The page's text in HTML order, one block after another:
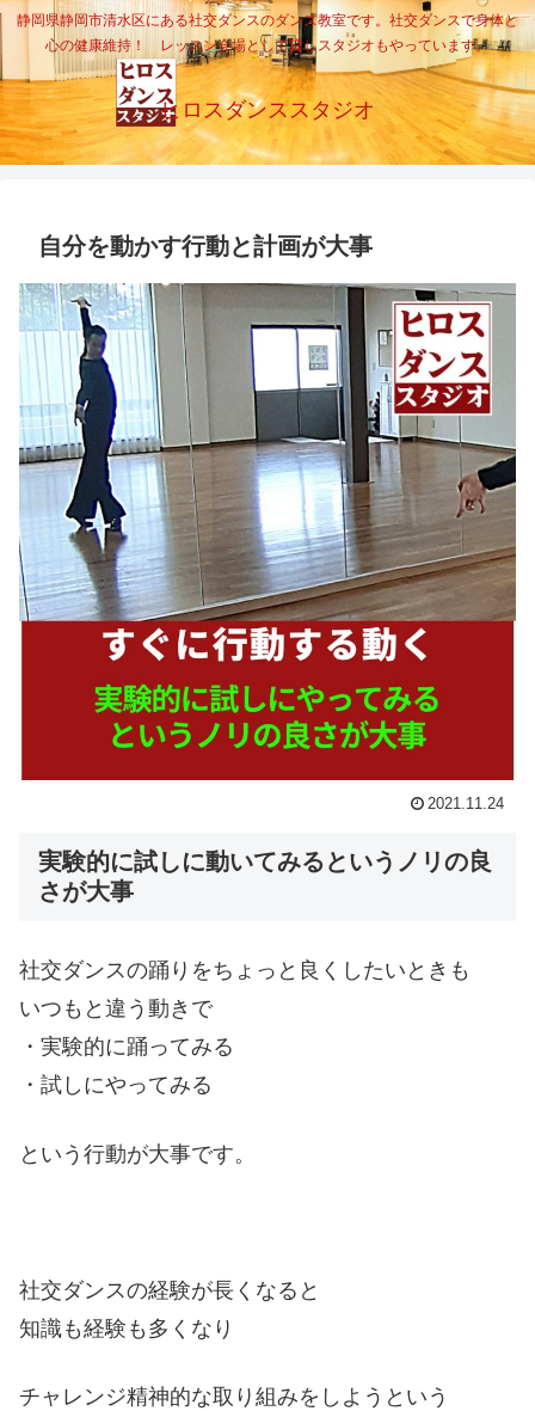
静岡県静岡市清水区にある社交ダンスのダンス教室です。社交ダンスで身体と
心の健康維持！ レッスン会場として貸しスタジオもやっています。
ヒロスダンススタジオ
自分を動かす行動と計画が大事
2021.11.24
実験的に試しに動いてみるというノリの良
さが大事
社交ダンスの踊りをちょっと良くしたいときも
いつもと違う動きで
・実験的に踊ってみる
・試しにやってみる
という行動が大事です。
社交ダンスの経験が長くなると
知識も経験も多くなり
チャレンジ精神的な取り組みをしようという